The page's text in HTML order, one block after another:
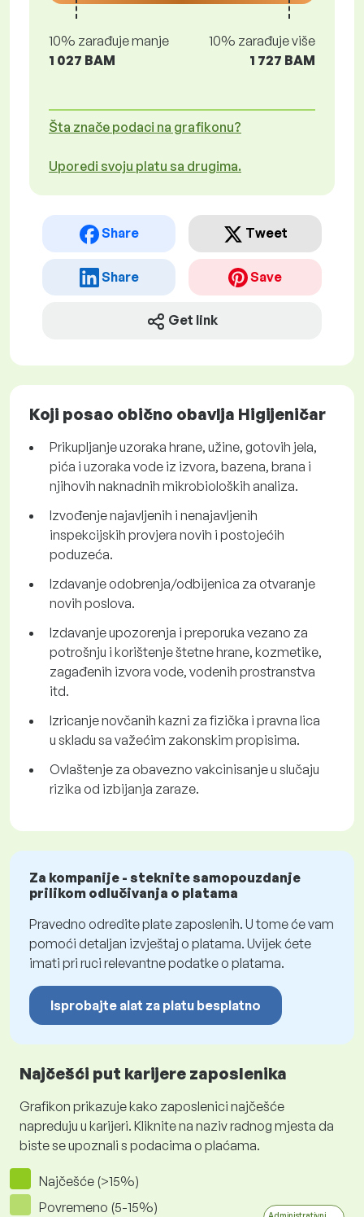
10% zarađuje manje
1 027 BAM
10% zarađuje više
1 727 BAM
Šta znače podaci na grafikonu?
Uporedi svoju platu sa drugima.
Share Tweet
Share Save
Get link
Koji posao obično obavlja Higijeničar
Prikupljanje uzoraka hrane, užine, gotovih jela,
pića i uzoraka vode iz izvora, bazena, brana i
njihovih naknadnih mikrobioloških analiza.
Izvođenje najavljenih i nenajavljenih
inspekcijskih provjera novih i postojećih
poduzeća.
Izdavanje odobrenja/odbijenica za otvaranje
novih poslova.
Izdavanje upozorenja i preporuka vezano za
potrošnju i korištenje štetne hrane, kozmetike,
zagađenih izvora vode, vodenih prostranstva
itd.
Izricanje novčanih kazni za fizička i pravna lica
u skladu sa važećim zakonskim propisima.
Ovlaštenje za obavezno vakcinisanje u slučaju
rizika od izbijanja zaraze.
Za kompanije - steknite samopouzdanje
prilikom odlučivanja o platama
Pravedno odredite plate zaposlenih. U tome će vam
pomoći detaljan izvještaj o platama. Uvijek ćete
imati pri ruci relevantne podatke o platama.
Isprobajte alat za platu besplatno
Najčešći put karijere zaposlenika
Grafikon prikazuje kako zaposlenici najčešće
napreduju u karijeri. Kliknite na naziv radnog mjesta da
biste se upoznali s podacima o plaćama.
Najčešće (>15%)
Povremeno (5-15%)